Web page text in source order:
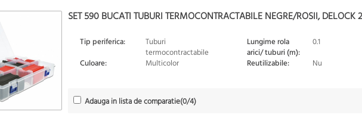
SET 590 BUCATI TUBURI TERMOCONTRACTABILE NEGRE/ROSII, DELOCK
Tip periferica:
Tuburi
termocontractabile
Culoare:
Multicolor
Lungime rola
arici/ tuburi (m):
0.1
Reutilizabile:
Nu
Adauga in lista de comparatie(0/4)